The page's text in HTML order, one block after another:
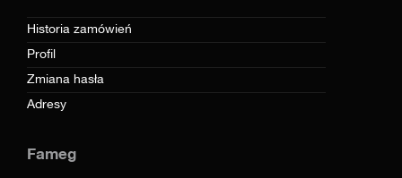
Historia zamówień
Profil
Zmiana hasła
Adresy
Fameg